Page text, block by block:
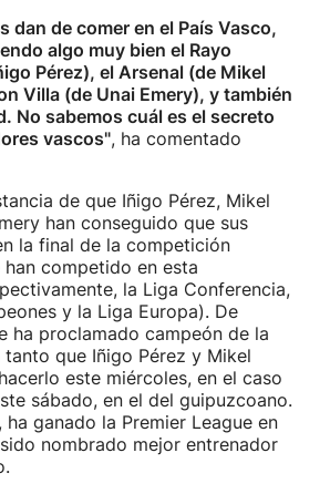
dan de comer en el País Vasco,
algo muy bien el Rayo
Pérez), el Arsenal (de Mikel
Villa (de Unai Emery), y también
No sabemos cuál es el secreto
vascos", ha comentado
de que Iñigo Pérez, Mikel
han conseguido que sus
la final de la competición
competido en esta
la Liga Conferencia,
y la Liga Europa). De
ha proclamado campeón de la
tanto que Iñigo Pérez y Mikel
este miércoles, en el caso
sábado, en el del guipuzcoano.
ganado la Premier League en
nombrado mejor entrenador